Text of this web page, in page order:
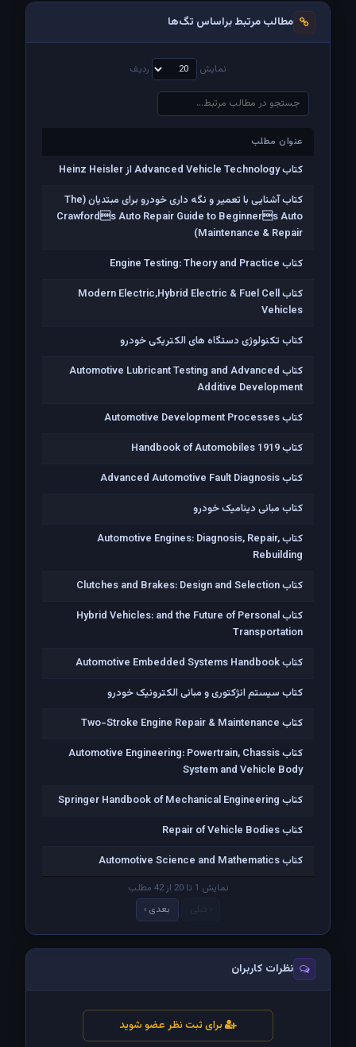
مطالب مرتبط براساس تگ‌ها
نمایش ردیف
عنوان مطلب
عنوان مطلب
کتاب Advanced Vehicle Technology از Heinz Heisler
کتاب آشنایی با تعمیر و نگه داری خودرو برای مبتدیان (The
Crawfords Auto Repair Guide to Beginners Auto
Maintenance & Repair)
کتاب Engine Testing: Theory and Practice
کتاب Modern Electric,Hybrid Electric & Fuel Cell
Vehicles
کتاب تکنولوژی دستگاه های الکتریکی خودرو
کتاب Automotive Lubricant Testing and Advanced
Additive Development
کتاب Automotive Development Processes
کتاب Handbook of Automobiles 1919
کتاب Advanced Automotive Fault Diagnosis
کتاب مبانی دینامیک خودرو
کتاب Automotive Engines: Diagnosis, Repair,
Rebuilding
کتاب Clutches and Brakes: Design and Selection
کتاب Hybrid Vehicles: and the Future of Personal
Transportation
کتاب Automotive Embedded Systems Handbook
کتاب سیستم انژکتوری و مبانی الکترونیک خودرو
کتاب Two-Stroke Engine Repair & Maintenance
کتاب Automotive Engineering: Powertrain, Chassis
System and Vehicle Body
کتاب Springer Handbook of Mechanical Engineering
کتاب Repair of Vehicle Bodies
کتاب Automotive Science and Mathematics
نمایش 1 تا 20 از 42 مطلب
بعدی ›
نظرات کاربران
برای ثبت نظر عضو شوید